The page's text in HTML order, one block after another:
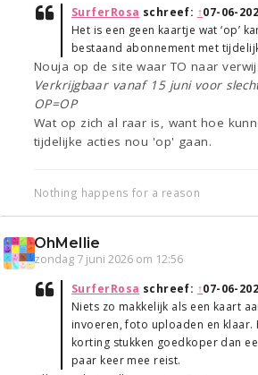
SurferRosa schreef: ↑07-06-
Het is een geen kaartje wat ‘op’
bestaand abonnement met
Nouja op de site waar TO naar
Verkrijgbaar vanaf 15 juni voor
OP=OP
Wat op zich al raar is, want hoe
tijdelijke acties nou 'op' gaan.
Nothing happens for a reason
OhMellie
zondag 7 juni 2026 om 12:56
SurferRosa schreef: ↑07-06-
Niets zo makkelijk als een kaart
invoeren, foto uploaden en klaar.
korting stukken goedkoper dan
paar keer mee reist.